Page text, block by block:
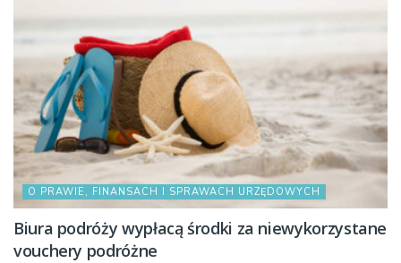
O PRAWIE, FINANSACH I SPRAWACH URZĘDOWYCH
Biura podróży wypłacą środki za niewykorzystane
vouchery podróżne